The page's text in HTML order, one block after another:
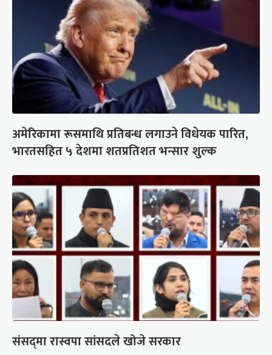
अमेरिकामा रूसमाथि प्रतिबन्ध लगाउने विधेयक पारित,
भारतसहित ५ देशमा शतप्रतिशत भन्सार शुल्क
संसद्‍मा रास्वपा सांसदले खोजे सरकार